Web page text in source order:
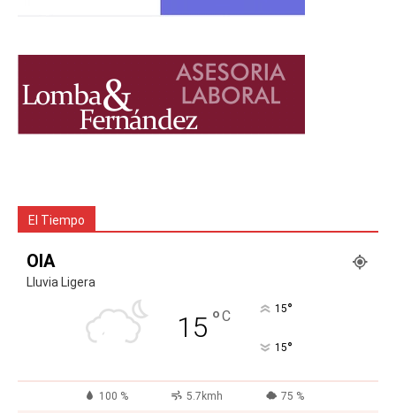
El Tiempo
OIA
Lluvia Ligera
15 °C 15°
15°
100 % 5.7kmh 75 %